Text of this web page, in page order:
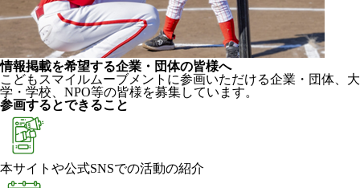
情報掲載を希望する企業・団体の皆様へ
こどもスマイルムーブメントに参画いただける企業・団体、大
学・学校、NPO等の皆様を募集しています。
参画するとできること
本サイトや公式SNSでの活動の紹介